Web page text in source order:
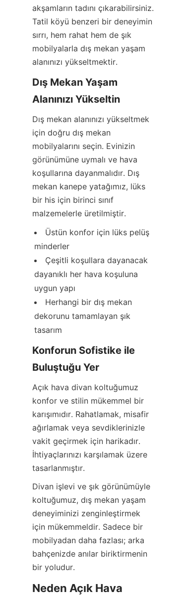
akşamların tadını çıkarabilirsiniz.
Tatil köyü benzeri bir deneyimin
sırrı, hem rahat hem de şık
mobilyalarla dış mekan yaşam
alanınızı yükseltmektir.
Dış Mekan Yaşam
Alanınızı Yükseltin
Dış mekan alanınızı yükseltmek
için doğru dış mekan
mobilyalarını seçin. Evinizin
görünümüne uymalı ve hava
koşullarına dayanmalıdır. Dış
mekan kanepe yatağımız, lüks
bir his için birinci sınıf
malzemelerle üretilmiştir.
Üstün konfor için lüks pelüş
minderler
Çeşitli koşullara dayanacak
dayanıklı her hava koşuluna
uygun yapı
Herhangi bir dış mekan
dekorunu tamamlayan şık
tasarım
Konforun Sofistike ile
Buluştuğu Yer
Açık hava divan koltuğumuz
konfor ve stilin mükemmel bir
karışımıdır. Rahatlamak, misafir
ağırlamak veya sevdiklerinizle
vakit geçirmek için harikadır.
İhtiyaçlarınızı karşılamak üzere
tasarlanmıştır.
Divan işlevi ve şık görünümüyle
koltuğumuz, dış mekan yaşam
deneyiminizi zenginleştirmek
için mükemmeldir. Sadece bir
mobilyadan daha fazlası; arka
bahçenizde anılar biriktirmenin
bir yoludur.
Neden Açık Hava